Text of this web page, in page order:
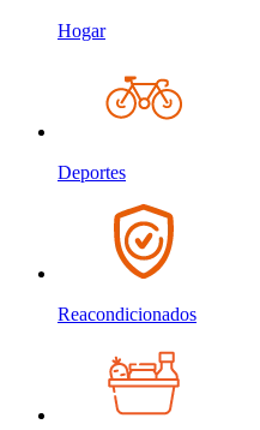
Hogar
Deportes
Reacondicionados